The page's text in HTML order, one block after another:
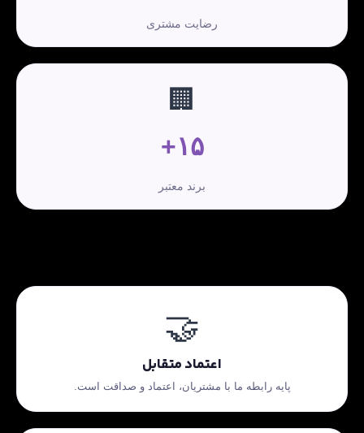
رضایت مشتری
🏢
۱۵+
برند معتبر
🤝
اعتماد متقابل
پایه رابطه ما با مشتریان، اعتماد و صداقت است.